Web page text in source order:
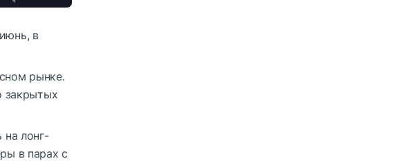
в
рынке.
закрытых
на лонг-
в парах с